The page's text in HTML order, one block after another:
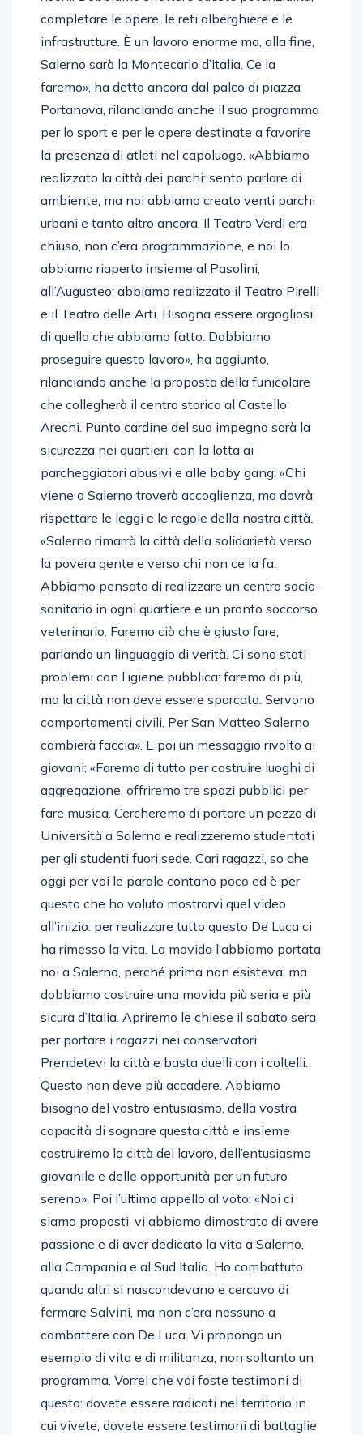
completare le opere, le reti alberghiere e le
infrastrutture. È un lavoro enorme ma, alla fine,
Salerno sarà la Montecarlo d’Italia. Ce la
faremo», ha detto ancora dal palco di piazza
Portanova, rilanciando anche il suo programma
per lo sport e per le opere destinate a favorire
la presenza di atleti nel capoluogo. «Abbiamo
realizzato la città dei parchi: sento parlare di
ambiente, ma noi abbiamo creato venti parchi
urbani e tanto altro ancora. Il Teatro Verdi era
chiuso, non c’era programmazione, e noi lo
abbiamo riaperto insieme al Pasolini,
all’Augusteo; abbiamo realizzato il Teatro Pirelli
e il Teatro delle Arti. Bisogna essere orgogliosi
di quello che abbiamo fatto. Dobbiamo
proseguire questo lavoro», ha aggiunto,
rilanciando anche la proposta della funicolare
che collegherà il centro storico al Castello
Arechi. Punto cardine del suo impegno sarà la
sicurezza nei quartieri, con la lotta ai
parcheggiatori abusivi e alle baby gang: «Chi
viene a Salerno troverà accoglienza, ma dovrà
rispettare le leggi e le regole della nostra città.
«Salerno rimarrà la città della solidarietà verso
la povera gente e verso chi non ce la fa.
Abbiamo pensato di realizzare un centro socio-
sanitario in ogni quartiere e un pronto soccorso
veterinario. Faremo ciò che è giusto fare,
parlando un linguaggio di verità. Ci sono stati
problemi con l’igiene pubblica: faremo di più,
ma la città non deve essere sporcata. Servono
comportamenti civili. Per San Matteo Salerno
cambierà faccia». E poi un messaggio rivolto ai
giovani: «Faremo di tutto per costruire luoghi di
aggregazione, offriremo tre spazi pubblici per
fare musica. Cercheremo di portare un pezzo di
Università a Salerno e realizzeremo studentati
per gli studenti fuori sede. Cari ragazzi, so che
oggi per voi le parole contano poco ed è per
questo che ho voluto mostrarvi quel video
all’inizio: per realizzare tutto questo De Luca ci
ha rimesso la vita. La movida l’abbiamo portata
noi a Salerno, perché prima non esisteva, ma
dobbiamo costruire una movida più seria e più
sicura d’Italia. Apriremo le chiese il sabato sera
per portare i ragazzi nei conservatori.
Prendetevi la città e basta duelli con i coltelli.
Questo non deve più accadere. Abbiamo
bisogno del vostro entusiasmo, della vostra
capacità di sognare questa città e insieme
costruiremo la città del lavoro, dell’entusiasmo
giovanile e delle opportunità per un futuro
sereno». Poi l’ultimo appello al voto: «Noi ci
siamo proposti, vi abbiamo dimostrato di avere
passione e di aver dedicato la vita a Salerno,
alla Campania e al Sud Italia. Ho combattuto
quando altri si nascondevano e cercavo di
fermare Salvini, ma non c’era nessuno a
combattere con De Luca. Vi propongo un
esempio di vita e di militanza, non soltanto un
programma. Vorrei che voi foste testimoni di
questo: dovete essere radicati nel territorio in
cui vivete, dovete essere testimoni di battaglie